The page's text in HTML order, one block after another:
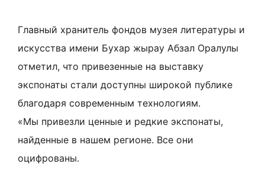
Главный хранитель фондов музея литературы и
искусства имени Бухар жырау Абзал Оралулы
отметил, что привезенные на выставку
экспонаты стали доступны широкой публике
благодаря современным технологиям.
«Мы привезли ценные и редкие экспонаты,
найденные в нашем регионе. Все они
оцифрованы.